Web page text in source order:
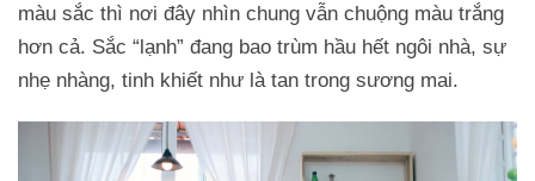
màu sắc thì nơi đây nhìn chung vẫn chuộng màu trắng
hơn cả. Sắc “lạnh” đang bao trùm hầu hết ngôi nhà, sự
nhẹ nhàng, tinh khiết như là tan trong sương mai.